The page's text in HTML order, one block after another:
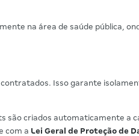
na área de saúde pública,
Isso garante
são criados automaticamente a
com a Lei Geral de Proteção de